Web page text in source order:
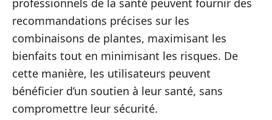
professionnels de la santé peuvent fournir des
recommandations précises sur les
combinaisons de plantes, maximisant les
bienfaits tout en minimisant les risques. De
cette manière, les utilisateurs peuvent
bénéficier d’un soutien à leur santé, sans
compromettre leur sécurité.